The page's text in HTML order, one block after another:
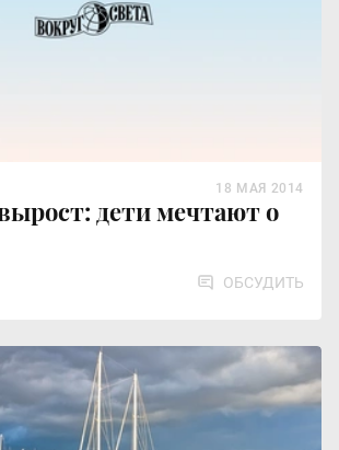
дети мечтают о
18 МАЯ 2014
ОБСУДИТЬ